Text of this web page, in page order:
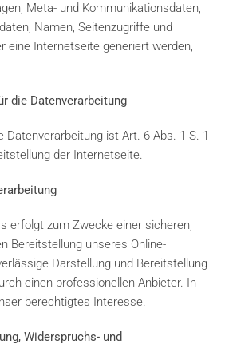
Meta- und Kommunikationsdaten,
Namen, Seitenzugriffe und
eine Internetseite generiert werden,
die Datenverarbeitung
Datenverarbeitung ist Art. 6 Abs. 1 S. 1
der Internetseite.
erfolgt zum Zwecke einer sicheren,
Bereitstellung unseres Online-
Darstellung und Bereitstellung
einen professionellen Anbieter. In
berechtigtes Interesse.
Widerspruchs- und